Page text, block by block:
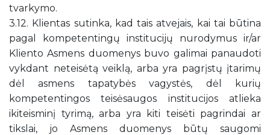
tvarkymo.
3.12. Klientas sutinka, kad tais atvejais, kai tai būtina
pagal kompetentingų institucijų nurodymus ir/ar
Kliento Asmens duomenys buvo galimai panaudoti
vykdant neteisėtą veiklą, arba yra pagrįstų įtarimų
dėl asmens tapatybės vagystės, dėl kurių
kompetentingos teisėsaugos institucijos atlieka
ikiteisminį tyrimą, arba yra kiti teisėti pagrindai ar
tikslai, jo Asmens duomenys būtų saugomi